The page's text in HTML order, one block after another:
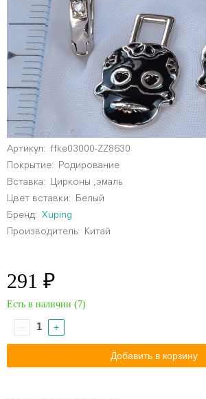
Артикул:
ffke03000-ZZ8630
Покрытие: Родирование
Вставка: Цирконы ,эмаль
Цвет вставки:
Белый
Бренд:
Xuping
Производитель: Китай
291 ₽
Есть в наличии (7)
− +